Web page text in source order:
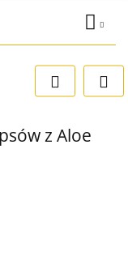
Zaloguj się
Dodaj zgłoszenie
z Aloe